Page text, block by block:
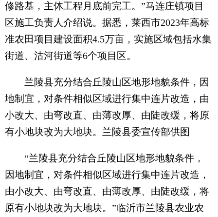
修路基，主体工程月底前完工。”马连庄镇项目
区施工负责人介绍说。据悉，莱西市2023年高标
准农田项目建设面积4.5万亩，实施区域包括水集
街道、沽河街道等6个项目区。
兰陵县充分结合丘陵山区地形地貌条件，因
地制宜，对条件相似区域进行集中连片改造，由
小改大、由弯改直、由薄改厚、由陡改缓，将原
有小地块改为大地块。兰陵县委宣传部供图
“兰陵县充分结合丘陵山区地形地貌条件，
因地制宜，对条件相似区域进行集中连片改造，
由小改大、由弯改直、由薄改厚、由陡改缓，将
原有小地块改为大地块。”临沂市兰陵县农业农